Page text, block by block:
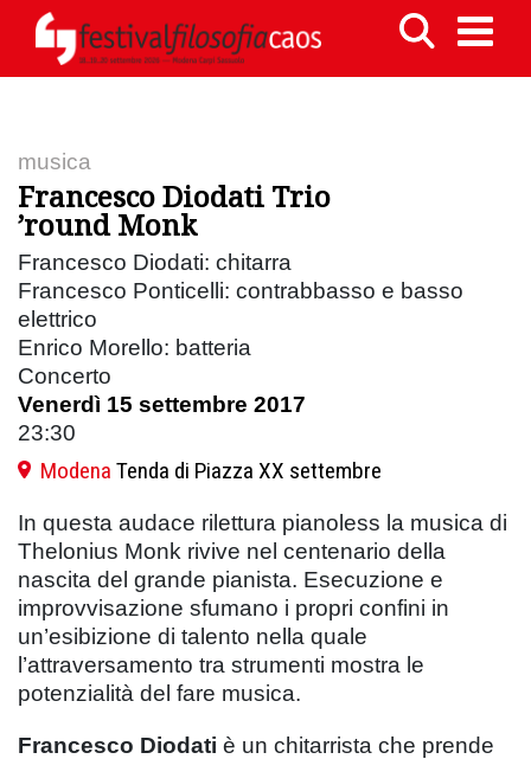
musica
Francesco Diodati Trio
’round Monk
Francesco Diodati: chitarra
Francesco Ponticelli: contrabbasso e basso
elettrico
Enrico Morello: batteria
Concerto
Venerdì 15 settembre 2017
23:30
Modena Tenda di Piazza XX settembre
In questa audace rilettura pianoless la musica di
Thelonius Monk rivive nel centenario della
nascita del grande pianista. Esecuzione e
improvvisazione sfumano i propri confini in
un’esibizione di talento nella quale
l’attraversamento tra strumenti mostra le
potenzialità del fare musica.
Francesco Diodati è un chitarrista che prende